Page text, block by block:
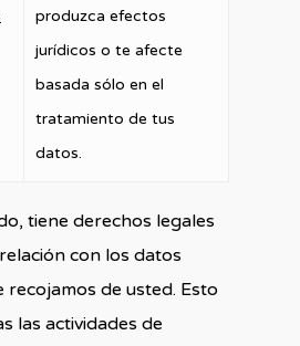
produzca efectos
jurídicos o te afecte
basada sólo en el
tratamiento de tus
datos.
tiene derechos legales
con los datos
recojamos de usted. Esto
las actividades de